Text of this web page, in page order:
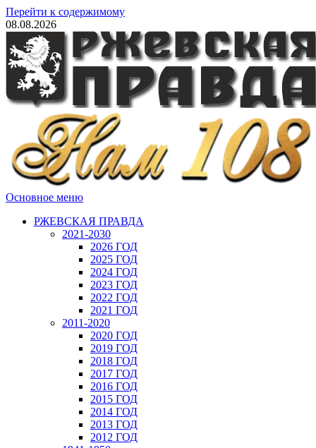
Перейти к содержимому
08.08.2026
Основное меню
РЖЕВСКАЯ ПРАВДА
2021-2030
2026 ГОД
2025 ГОД
2024 ГОД
2023 ГОД
2022 ГОД
2021 ГОД
2011-2020
2020 ГОД
2019 ГОД
2018 ГОД
2017 ГОД
2016 ГОД
2015 ГОД
2014 ГОД
2013 ГОД
2012 ГОД